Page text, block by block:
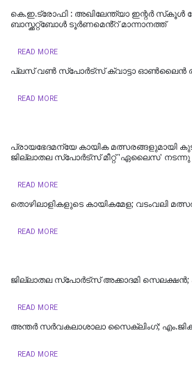
കെ.ഇ.ട്രോഫി : അഖിലേന്ത്യാ ഇന്റർ സ്‌കൂൾ
ബാസ്ക്കറ്റ്ബോൾ ടൂർണമെൻ്റ് മാന്നാനത്ത്
READ MORE
പ്ലസ് വണ്‍ സ്‌പോര്‍ട്സ് ക്വാട്ടാ ഓണ്‍ലൈന്‍
READ MORE
പ്രായഭേദമന്യേ കായിക മത്സരങ്ങളുമായി
ജില്ലാതല സ്‌പോർട്സ് മീറ്റ് 'ഏലൈസ' നടന്നു
READ MORE
തൊഴിലാളികളുടെ കായികമേള; വടംവലി
READ MORE
ജില്ലാതല സ്പോർട്‌സ് അക്കാദമി സെലക്ഷൻ;
READ MORE
അന്തര്‍ സര്‍വകലാശാലാ സൈക്ലിംഗ്;
READ MORE